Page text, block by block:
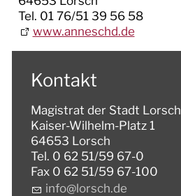
Tel. 01 76/51 39 56 58
www.anneschd.de
Kontakt
Magistrat der Stadt Lorsch
Kaiser-Wilhelm-Platz 1
64653 Lorsch
Tel. 0 62 51/59 67-0
Fax 0 62 51/59 67-100
nf
l rsch d